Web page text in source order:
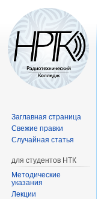
Заглавная страница
Свежие правки
Случайная статья
для студентов НТК
Методические
указания
Лекции